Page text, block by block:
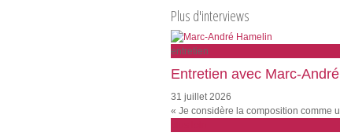
Plus d'interviews
entretien
Entretien avec Marc-
31 juillet 2026
« Je considère la composition comme